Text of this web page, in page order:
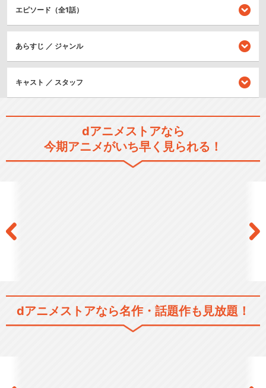
エピソード（全1話）
あらすじ ／ ジャンル
キャスト ／ スタッフ
dアニメストアなら
今期アニメがいち早く見られる！
dアニメストアなら名作・話題作も見放題！